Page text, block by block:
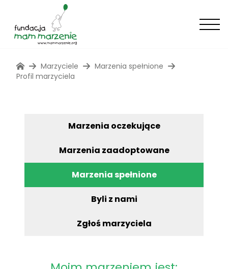
Marzyciele
Marzenia spełnione
Profil marzyciela
Marzenia oczekujące
Marzenia zaadoptowane
Marzenia spełnione
Byli z nami
Zgłoś marzyciela